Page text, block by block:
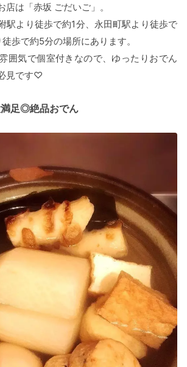
は「赤坂 ごだいご」。
駅より徒歩で約1分、永田町駅より徒歩で
歩で約5分の場所にあります。
囲気で個室付きなので、ゆったりおでん
見です♡
足◎絶品おでん